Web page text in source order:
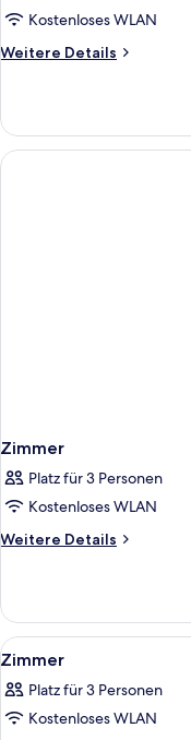
(over
50
square
anzeigen
Kostenloses WLAN
Weitere Details
Weitere
Zweibettzimmer,
2 Schlafzimmer,
Nichtraucher
Zimmer
Platz für 3 Personen
Kostenloses WLAN
Weitere Details
Weitere
Alle
Fotos
für
Zimmer
1
Zimmer
Platz für 3 Personen
Kostenloses WLAN